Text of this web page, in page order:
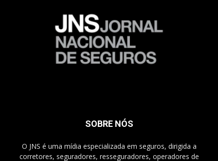
SOBRE NÓS
O JNS é uma mídia especializada em seguros, dirigida a
corretores, seguradores, resseguradores, operadores de